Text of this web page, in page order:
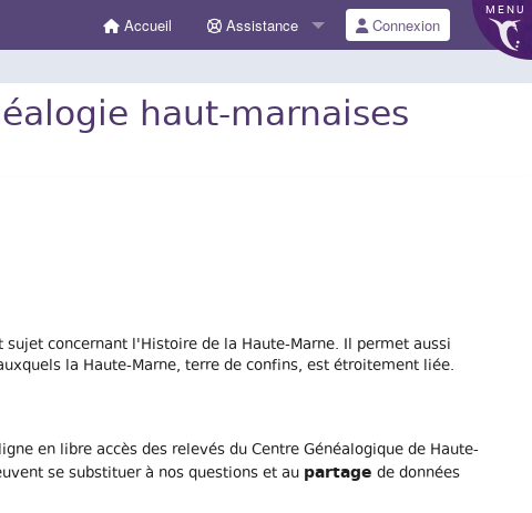
MENU
Accueil Assistance Connexion
haut-marnaises
sujet concernant l'Histoire de la Haute-Marne. Il permet aussi
la Haute-Marne, terre de confins, est étroitement liée.
en libre accès des relevés du Centre Généalogique de Haute-
se substituer à nos questions et au partage de données